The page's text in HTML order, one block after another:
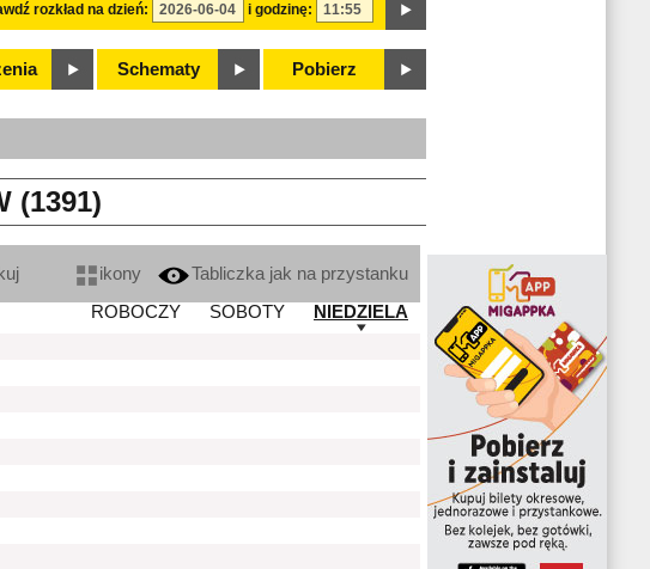
rozkład na dzień: i godzinę:
Schematy Pobierz
(1391)
ikony
Tabliczka jak na przystanku
ROBOCZY
SOBOTY
NIEDZIELA